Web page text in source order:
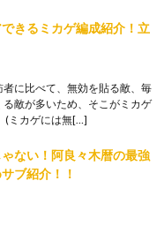
できるミカゲ編成紹介！立
に比べて、無効を貼る敵、毎
敵が多いため、そこがミカゲ
(ミカゲには無[…]
ゃない！阿良々木暦の最強
ブ紹介！！